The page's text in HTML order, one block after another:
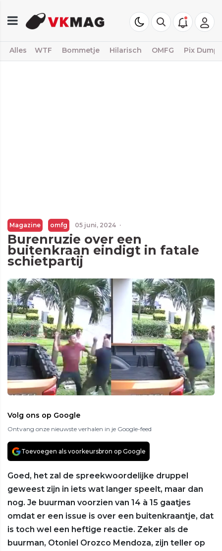
Alles WTF Bommetje Hilarisch OMFG Pix Dump
Magazine omfg 05 juni, 2024 ·
Burenruzie over een
buitenkraan eindigt in fatale
schietpartij
Volg ons op Google
Ontvang onze nieuwste verhalen in je Google-feed
Toevoegen als voorkeursbron op Google
Goed, het zal de spreekwoordelijke druppel
geweest zijn in iets wat langer speelt, maar dan
nog. Je buurman voorzien van 14 à 15 gaatjes
omdat er een issue is over een buitenkraantje, dat
is toch wel een heftige reactie. Zeker als de
buurman, Otoniel Orozco Mendoza, zijn teller op